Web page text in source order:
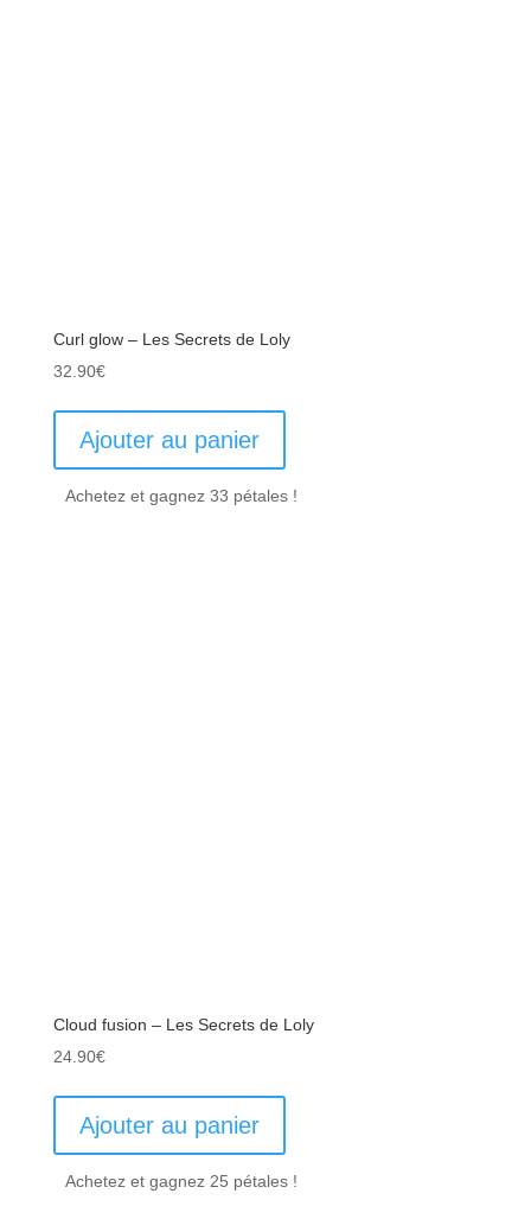
Curl glow – Les Secrets de Loly
32.90€
Ajouter au panier
Achetez et gagnez 33 pétales !
Cloud fusion – Les Secrets de Loly
24.90€
Ajouter au panier
Achetez et gagnez 25 pétales !